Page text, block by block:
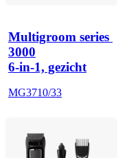
Multigroom series
3000
6-in-1, gezicht
MG3710/33